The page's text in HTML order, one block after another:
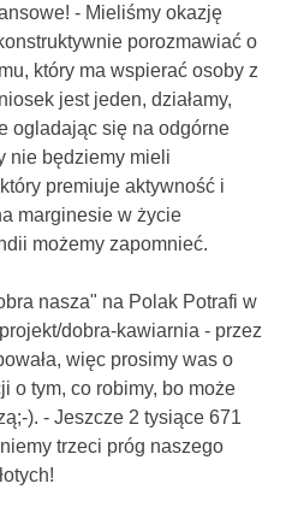
- Mieliśmy okazję
porozmawiać o
który ma wspierać osoby z
jest jeden, działamy,
ogladając się na odgórne
nie będziemy mieli
premiuje aktywność i
marginesie w życie
możemy zapomnieć.
nasza" na Polak Potrafi w
dobra-kawiarnia - przez
więc prosimy was o
o tym, co robimy, bo może
). - Jeszcze 2 tysiące 671
trzeci próg naszego